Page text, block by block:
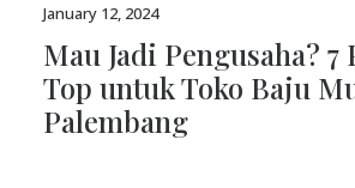
January 12, 2024
Mau Jadi Pengusaha?
Top untuk Toko Baju
Palembang